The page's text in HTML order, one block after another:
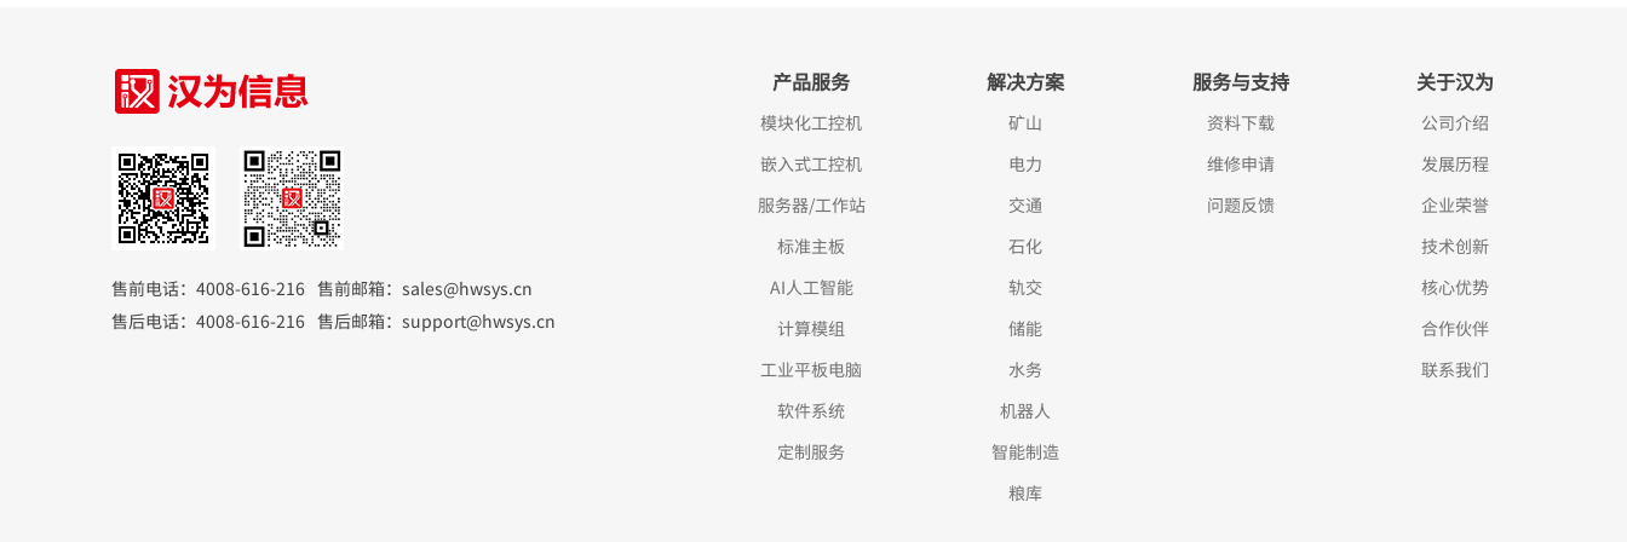
售前电话：4008-616-216 售前邮箱：sales@hwsys.cn
售后电话：4008-616-216 售后邮箱：support@hwsys.cn
产品服务
模块化工控机
嵌入式工控机
服务器/工作站
标准主板
AI人工智能
计算模组
工业平板电脑
软件系统
定制服务
解决方案
矿山
电力
交通
石化
轨交
储能
水务
机器人
智能制造
粮库
服务与支持
资料下载
维修申请
问题反馈
关于汉为
公司介绍
发展历程
企业荣誉
技术创新
核心优势
合作伙伴
联系我们